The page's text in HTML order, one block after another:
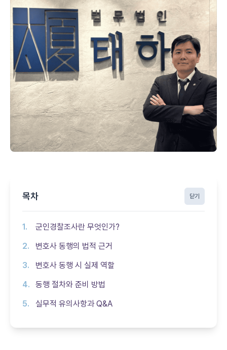
목차 닫기
군인경찰조사란 무엇인가?
변호사 동행의 법적 근거
변호사 동행 시 실제 역할
동행 절차와 준비 방법
실무적 유의사항과 Q&A